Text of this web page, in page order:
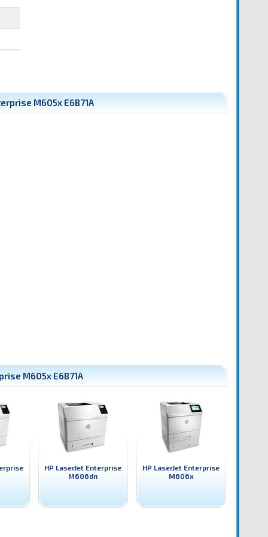
M605x E6B71A
M605x E6B71A
HP LaserJet Enterprise
M606dn
HP LaserJet Enterprise
M606x